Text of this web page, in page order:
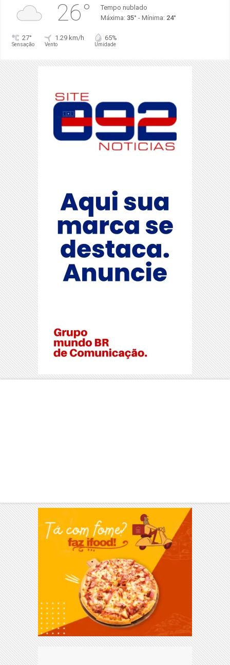
26°
Tempo nublado
Máxima: 35° - Mínima: 24°
27°
Sensação
1.29 km/h
Vento
65%
Umidade